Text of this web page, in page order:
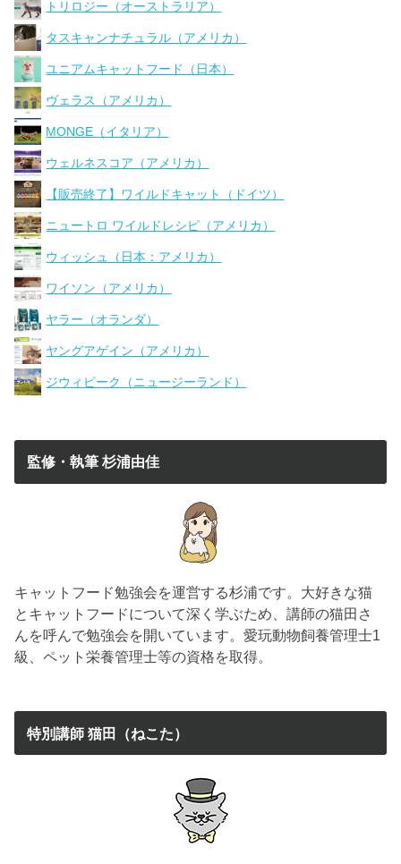
トリロジー（オーストラリア）
タスキャンナチュラル（アメリカ）
ユニアムキャットフード（日本）
ヴェラス（アメリカ）
MONGE（イタリア）
ウェルネスコア（アメリカ）
【販売終了】ワイルドキャット（ドイツ）
ニュートロ ワイルドレシピ（アメリカ）
ウィッシュ（日本：アメリカ）
ワイソン（アメリカ）
ヤラー（オランダ）
ヤングアゲイン（アメリカ）
ジウィピーク（ニュージーランド）
監修・執筆 杉浦由佳
キャットフード勉強会を運営する杉浦です。大好きな猫
とキャットフードについて深く学ぶため、講師の猫田さ
んを呼んで勉強会を開いています。愛玩動物飼養管理士1
級、ペット栄養管理士等の資格を取得。
特別講師 猫田（ねこた）